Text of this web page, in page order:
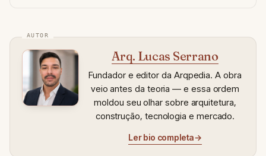
Arq. Lucas Serrano
Fundador e editor da Arqpedia. A obra
veio antes da teoria — e essa ordem
moldou seu olhar sobre arquitetura,
construção, tecnologia e mercado.
Ler bio completa→